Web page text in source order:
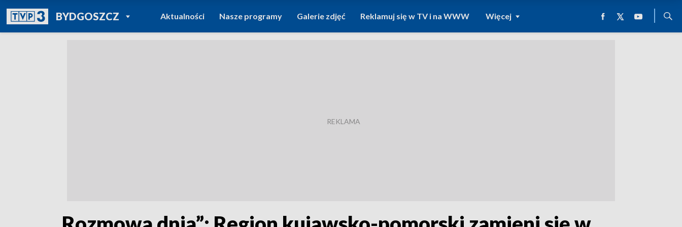
BYDGOSZCZPOWRÓT DO
TVP REGIONY
Aktualności Nasze programy Galerie zdjęć Reklamuj się w TV i na WWW Więcej